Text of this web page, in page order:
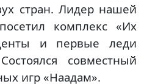
стран. Лидер нашей
комплекс «Их
и первые леди
совместный
игр «Наадам».